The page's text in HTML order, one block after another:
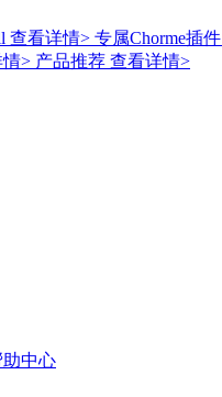
查看详情> 专属Chorme插件
> 产品推荐 查看详情>
助中心